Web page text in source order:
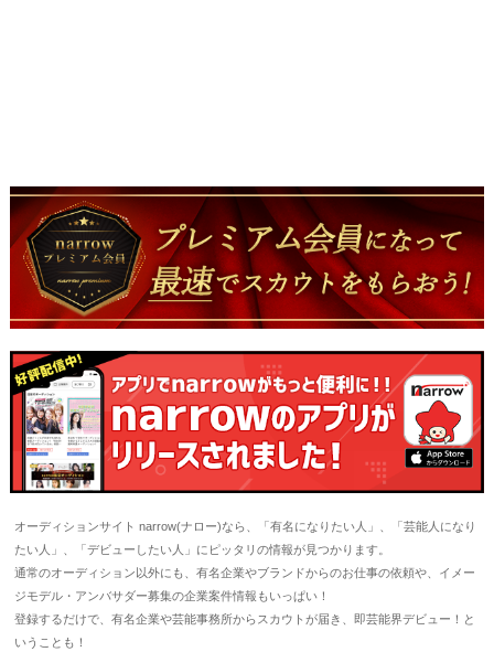
オーディションサイト narrow(ナロー)なら、「有名になりたい人」、「芸能人になり
たい人」、「デビューしたい人」にピッタリの情報が見つかります。
通常のオーディション以外にも、有名企業やブランドからのお仕事の依頼や、イメー
ジモデル・アンバサダー募集の企業案件情報もいっぱい！
登録するだけで、有名企業や芸能事務所からスカウトが届き、即芸能界デビュー！と
いうことも！